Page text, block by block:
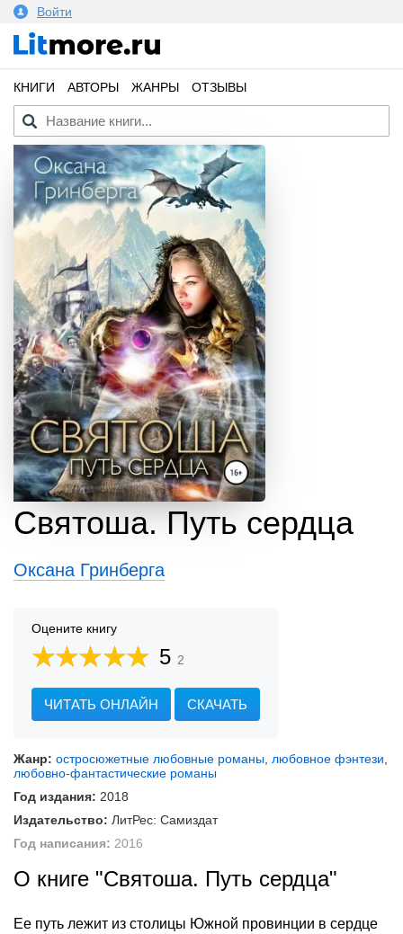
Войти
КНИГИ АВТОРЫ ЖАНРЫ ОТЗЫВЫ
Святоша. Путь сердца
Оксана Гринберга
Оцените книгу
5 2
ЧИТАТЬ ОНЛАЙН СКАЧАТЬ
Жанр: остросюжетные любовные романы, любовное фэнтези,
любовно-фантастические романы
Год издания: 2018
Издательство: ЛитРес: Самиздат
Год написания: 2016
О книге "Святоша. Путь сердца"
Ее путь лежит из столицы Южной провинции в сердце